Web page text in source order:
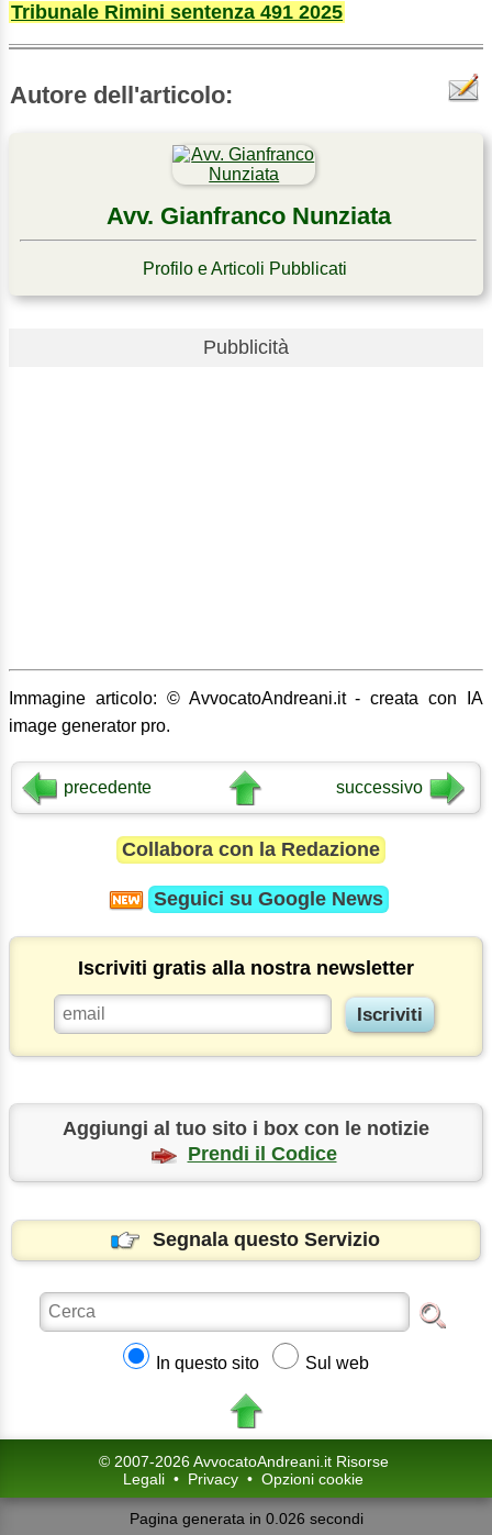
Tribunale Rimini sentenza 491 2025
Autore dell'articolo:
Avv. Gianfranco Nunziata
Profilo e Articoli Pubblicati
Pubblicità
Immagine articolo: © AvvocatoAndreani.it - creata con IA
image generator pro.
precedente successivo
Collabora con la Redazione
Seguici su Google News
Iscriviti gratis alla nostra newsletter
Aggiungi al tuo sito i box con le notizie
Prendi il Codice
Segnala questo Servizio
In questo sito Sul web
© 2007-2026 AvvocatoAndreani.it Risorse
Legali • Privacy • Opzioni cookie
Pagina generata in 0.026 secondi